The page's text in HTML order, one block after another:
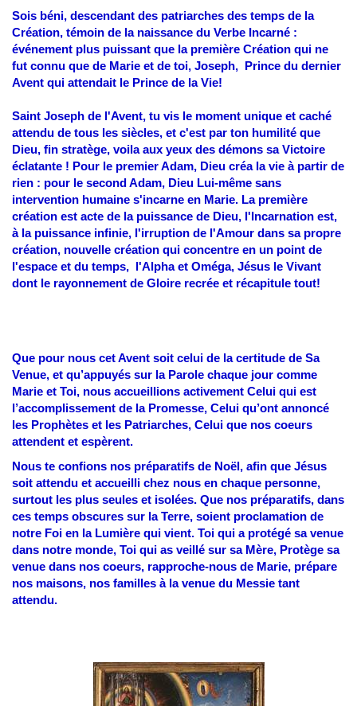
Sois béni, descendant des patriarches des temps de la
Création, témoin de la naissance du Verbe Incarné :
événement plus puissant que la première Création qui ne
fut connu que de Marie et de toi, Joseph, Prince du dernier
Avent qui attendait le Prince de la Vie!
Saint Joseph de l'Avent, tu vis le moment unique et caché
attendu de tous les siècles, et c'est par ton humilité que
Dieu, fin stratège, voila aux yeux des démons sa Victoire
éclatante ! Pour le premier Adam, Dieu créa la vie à partir de
rien : pour le second Adam, Dieu Lui-même sans
intervention humaine s'incarne en Marie. La première
création est acte de la puissance de Dieu, l'Incarnation est,
à la puissance infinie, l'irruption de l'Amour dans sa propre
création, nouvelle création qui concentre en un point de
l'espace et du temps, l'Alpha et Oméga, Jésus le Vivant
dont le rayonnement de Gloire recrée et récapitule tout!
Que pour nous cet Avent soit celui de la certitude de Sa
Venue, et qu’appuyés sur la Parole chaque jour comme
Marie et Toi, nous accueillions activement Celui qui est
l’accomplissement de la Promesse, Celui qu’ont annoncé
les Prophètes et les Patriarches, Celui que nos coeurs
attendent et espèrent.
Nous te confions nos préparatifs de Noël, afin que Jésus
soit attendu et accueilli chez nous en chaque personne,
surtout les plus seules et isolées. Que nos préparatifs, dans
ces temps obscures sur la Terre, soient proclamation de
notre Foi en la Lumière qui vient. Toi qui a protégé sa venue
dans notre monde, Toi qui as veillé sur sa Mère, Protège sa
venue dans nos coeurs, rapproche-nous de Marie, prépare
nos maisons, nos familles à la venue du Messie tant
attendu.